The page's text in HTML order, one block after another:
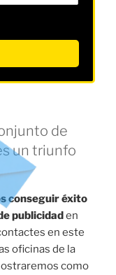
de
un triunfo
conseguir éxito
publicidaden
en este
oficinas de la
como